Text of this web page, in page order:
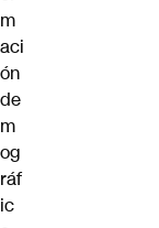
m
aci
ón
de
m
og
ráf
ic